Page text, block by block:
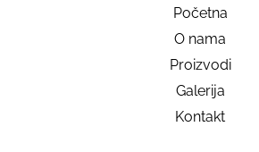
Početna
O nama
Proizvodi
Galerija
Kontakt